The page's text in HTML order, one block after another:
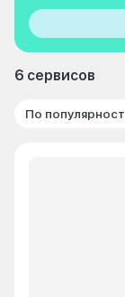
6 сервисов
По